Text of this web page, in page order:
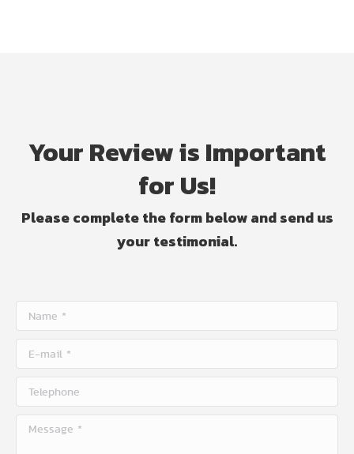
Your Review is Important
for Us!
Please complete the form below and send us
your testimonial.
Name *
E-mail *
Telephone
Message *